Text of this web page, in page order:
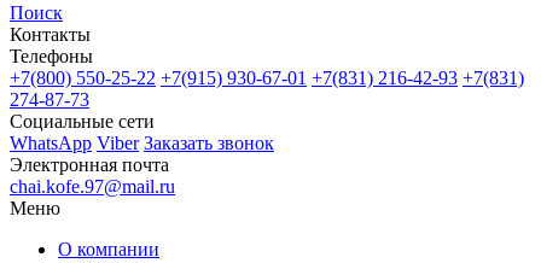
Поиск
Контакты
Телефоны
+7(800) 550-25-22 +7(915) 930-67-01 +7(831) 216-42-93 +7(831)
274-87-73
Социальные сети
WhatsApp Viber Заказать звонок
Электронная почта
chai.kofe.97@mail.ru
Меню
О компании